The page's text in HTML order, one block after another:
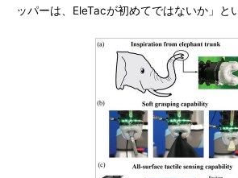
ッパーは、EleTacが初めてではないか」と